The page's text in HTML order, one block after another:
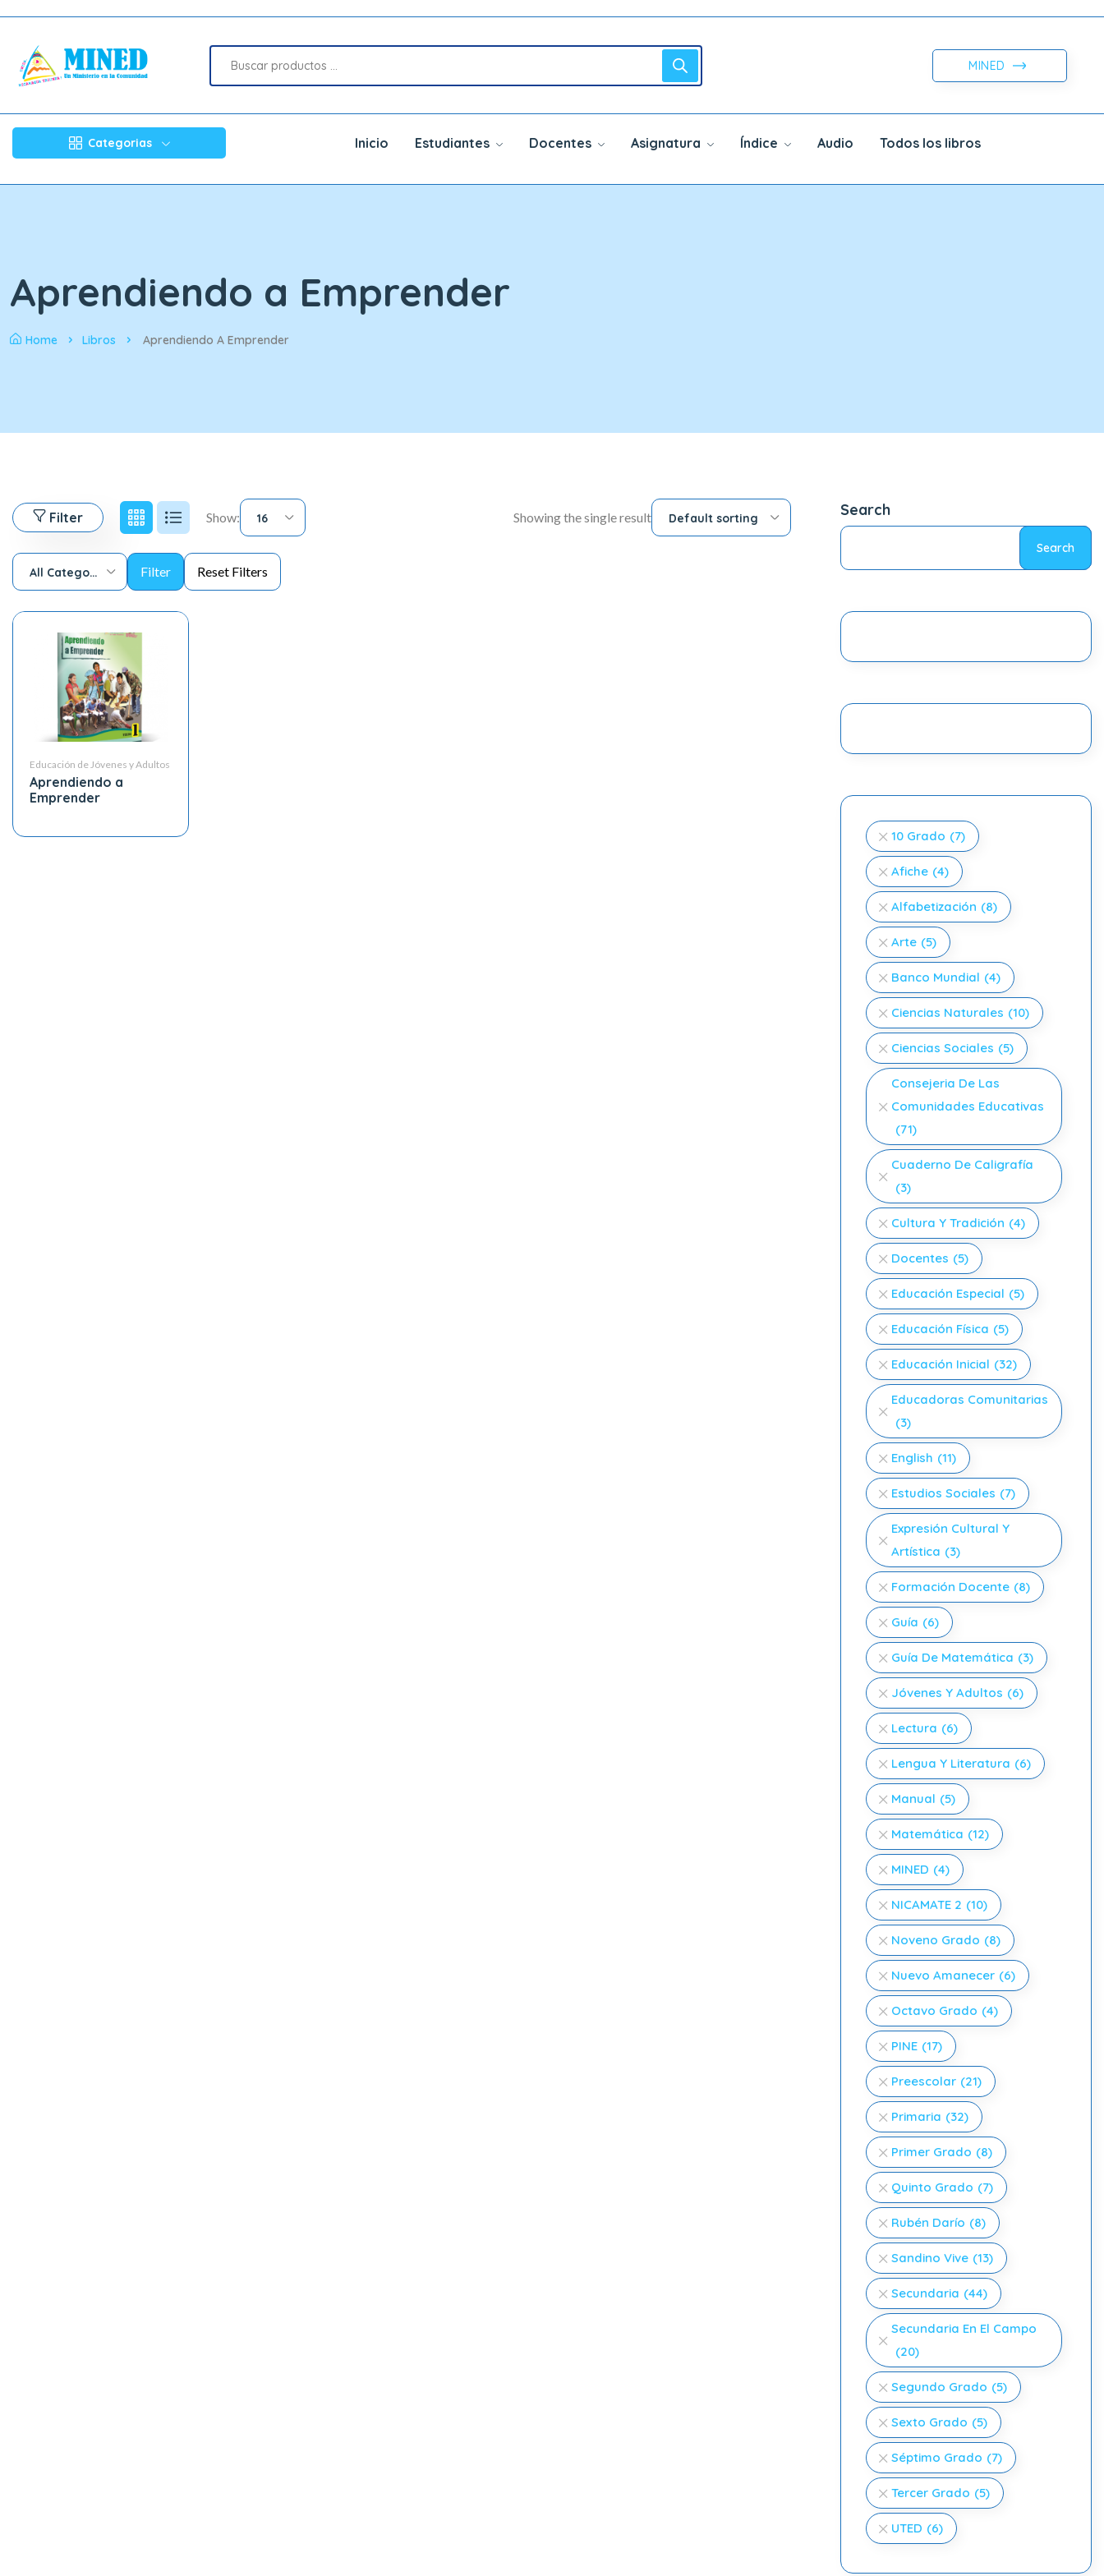
MINED
Categorias Inicio Estudiantes Docentes Asignatura Índice Audio Todos los libros
Aprendiendo a Emprender
Home Libros Aprendiendo A Emprender
Filter Show: 16 Showing the single result Default sorting
All Categories
Educación de Jóvenes y Adultos
Aprendiendo a
Emprender
Search
Search
10 Grado (7)
Afiche (4)
Alfabetización (8)
Arte (5)
Banco Mundial (4)
Ciencias Naturales (10)
Ciencias Sociales (5)
Consejeria De Las
Comunidades Educativas
(71)
Cuaderno De Caligrafía
(3)
Cultura Y Tradición (4)
Docentes (5)
Educación Especial (5)
Educación Física (5)
Educación Inicial (32)
Educadoras Comunitarias
(3)
English (11)
Estudios Sociales (7)
Expresión Cultural Y
Artística (3)
Formación Docente (8)
Guía (6)
Guía De Matemática (3)
Jóvenes Y Adultos (6)
Lectura (6)
Lengua Y Literatura (6)
Manual (5)
Matemática (12)
MINED (4)
NICAMATE 2 (10)
Noveno Grado (8)
Nuevo Amanecer (6)
Octavo Grado (4)
PINE (17)
Preescolar (21)
Primaria (32)
Primer Grado (8)
Quinto Grado (7)
Rubén Darío (8)
Sandino Vive (13)
Secundaria (44)
Secundaria En El Campo
(20)
Segundo Grado (5)
Sexto Grado (5)
Séptimo Grado (7)
Tercer Grado (5)
UTED (6)